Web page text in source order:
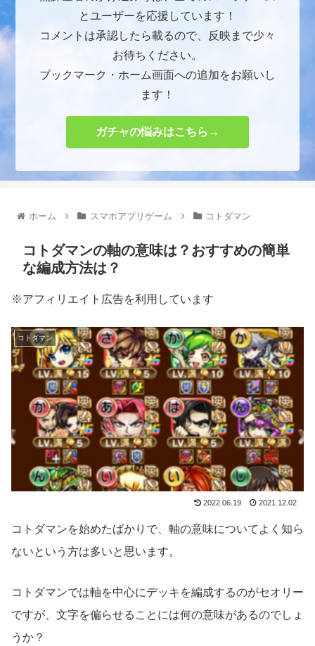
とユーザーを応援しています！
コメントは承認したら載るので、反映まで少々
お待ちください。
ブックマーク・ホーム画面への追加をお願いし
ます！
ガチャの悩みはこちら→
ホーム スマホアプリゲーム コトダマン
コトダマンの軸の意味は？おすすめの簡単
な編成方法は？
※アフィリエイト広告を利用しています
コトダマン
2022.06.19 2021.12.02
コトダマンを始めたばかりで、軸の意味についてよく知ら
ないという方は多いと思います。
コトダマンでは軸を中心にデッキを編成するのがセオリー
ですが、文字を偏らせることには何の意味があるのでしょ
うか？